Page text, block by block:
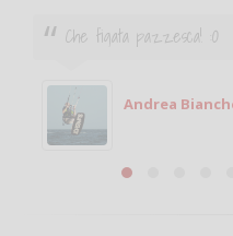
Ciao. Sono a Treviglio da
giocare. Se sei in zona
Michele
Michele